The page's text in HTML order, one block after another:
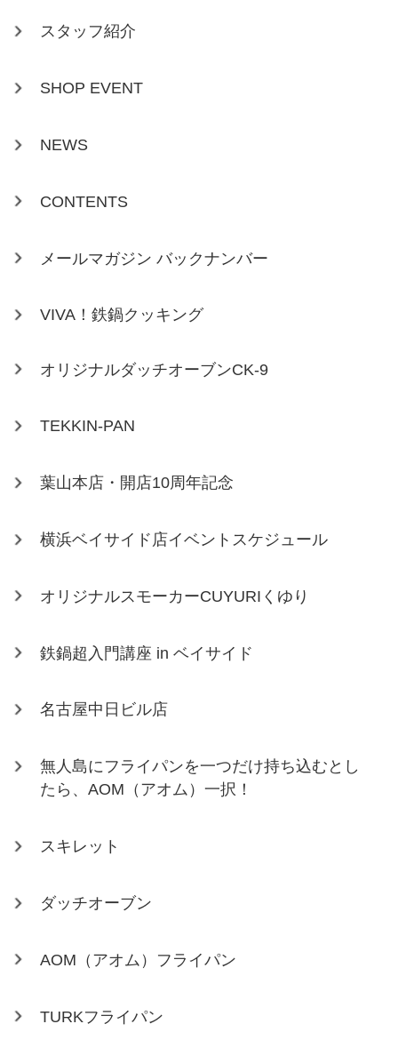
スタッフ紹介
SHOP EVENT
NEWS
CONTENTS
メールマガジン バックナンバー
VIVA！鉄鍋クッキング
オリジナルダッチオーブンCK-9
TEKKIN-PAN
葉山本店・開店10周年記念
横浜ベイサイド店イベントスケジュール
オリジナルスモーカーCUYURIくゆり
鉄鍋超入門講座 in ベイサイド
名古屋中日ビル店
無人島にフライパンを一つだけ持ち込むとし
たら、AOM（アオム）一択！
スキレット
ダッチオーブン
AOM（アオム）フライパン
TURKフライパン